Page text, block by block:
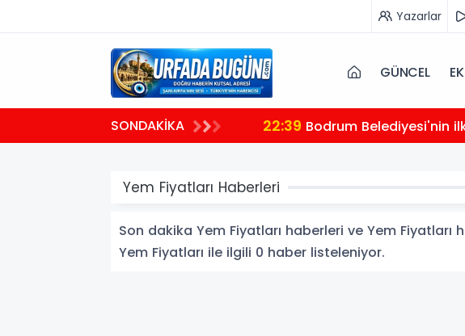
Yazarlar
GÜNCEL
SONDAKİKA 22:39 Bodrum Belediyesi'nin
Yem Fiyatları Haberleri
Son dakika Yem Fiyatları haberleri ve Yem
Yem Fiyatları ile ilgili 0 haber listeleniyor.